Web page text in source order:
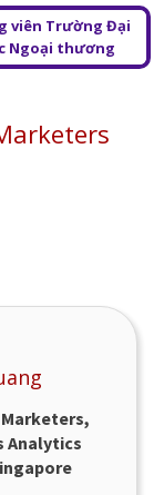
viên Trường Đại
Ngoại thương
Marketers,
Analytics